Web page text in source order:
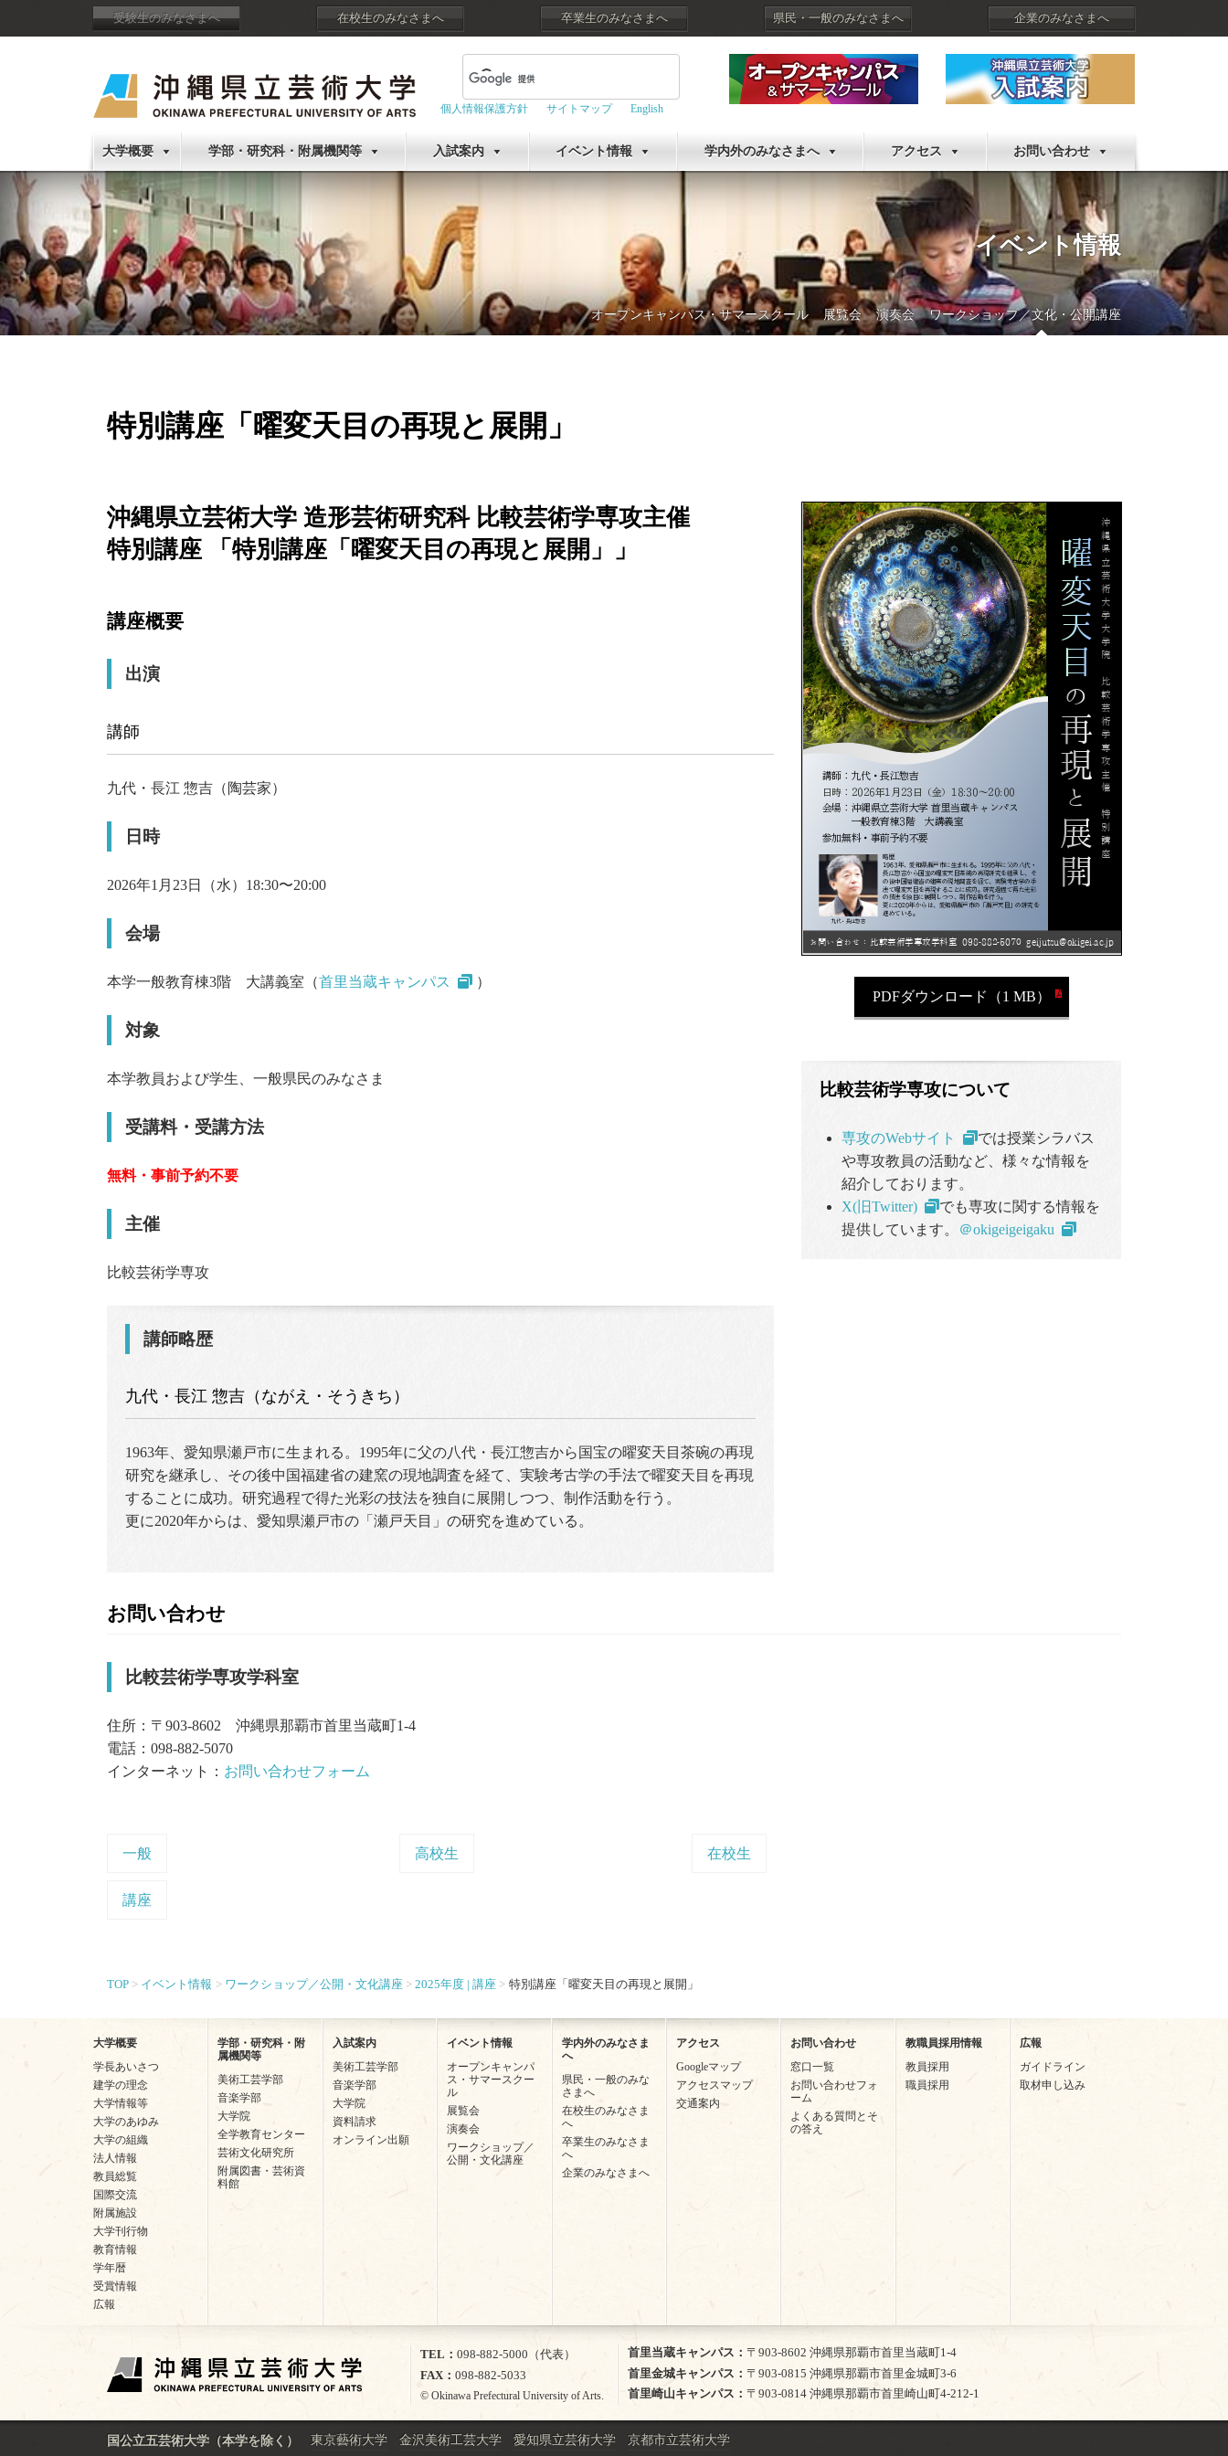
受験生のみなさまへ 在校生のみなさまへ 卒業生のみなさまへ 県民・一般のみなさまへ 企業のみなさまへ
個人情報保護方針 サイトマップ English
大学概要 学部・研究科・附属機関等 入試案内 イベント情報 学内外のみなさまへ アクセス お問い合わせ
イベント情報
オープンキャンパス・サマースクール 展覧会 演奏会 ワークショップ／文化・公開講座
特別講座「曜変天目の再現と展開」
沖縄県立芸術大学 造形芸術研究科 比較芸術学専攻主催
特別講座 「特別講座「曜変天目の再現と展開」」
講座概要
出演
講師
九代・長江 惣吉（陶芸家）
日時
2026年1月23日（水）18:30〜20:00
会場
本学一般教育棟3階 大講義室（首里当蔵キャンパス ）
対象
本学教員および学生、一般県民のみなさま
受講料・受講方法
無料・事前予約不要
主催
比較芸術学専攻
講師略歴
九代・長江 惣吉（ながえ・そうきち）
1963年、愛知県瀬戸市に生まれる。1995年に父の八代・長江惣吉から国宝の曜変天目茶碗の再現
研究を継承し、その後中国福建省の建窯の現地調査を経て、実験考古学の手法で曜変天目を再現
することに成功。研究過程で得た光彩の技法を独自に展開しつつ、制作活動を行う。
更に2020年からは、愛知県瀬戸市の「瀬戸天目」の研究を進めている。
PDFダウンロード（1 MB）
比較芸術学専攻について
専攻のWebサイト
では授業シラバス
や専攻教員の活動など、様々な情報を
紹介しております。
X(旧Twitter)
でも専攻に関する情報を
提供しています。
＠okigeigeigaku
お問い合わせ
比較芸術学専攻学科室
住所：〒903-8602 沖縄県那覇市首里当蔵町1-4
電話：098-882-5070
インターネット： お問い合わせフォーム
一般 高校生 在校生
講座
TOP イベント情報 ワークショップ／公開・文化講座 2025年度 | 講座 特別講座「曜変天目の再現と展開」
大学概要
学長あいさつ
建学の理念
大学情報等
大学のあゆみ
大学の組織
法人情報
教員総覧
国際交流
附属施設
大学刊行物
教育情報
学年暦
受賞情報
広報
学部・研究科・附
属機関等
美術工芸学部
音楽学部
大学院
全学教育センター
芸術文化研究所
附属図書・芸術資
料館
入試案内
美術工芸学部
音楽学部
大学院
資料請求
オンライン出願
イベント情報
オープンキャンパ
ス・サマースクー
ル
展覧会
演奏会
ワークショップ／
公開・文化講座
学内外のみなさま
へ
県民・一般のみな
さまへ
在校生のみなさま
へ
卒業生のみなさま
へ
企業のみなさまへ
アクセス
Googleマップ
アクセスマップ
交通案内
お問い合わせ
窓口一覧
お問い合わせフォ
ーム
よくある質問とそ
の答え
教職員採用情報
教員採用
職員採用
広報
ガイドライン
取材申し込み
国公立五芸術大学（本学を除く） 東京藝術大学 金沢美術工芸大学 愛知県立芸術大学 京都市立芸術大学
TEL
098-882-5000（代表）
FAX
098-882-5033
© Okinawa Prefectural University of Arts.
首里当蔵キャンパス
〒903-8602 沖縄県那覇市首里当蔵町1-4
首里金城キャンパス
〒903-0815 沖縄県那覇市首里金城町3-6
首里崎山キャンパス
〒903-0814 沖縄県那覇市首里崎山町4-212-1